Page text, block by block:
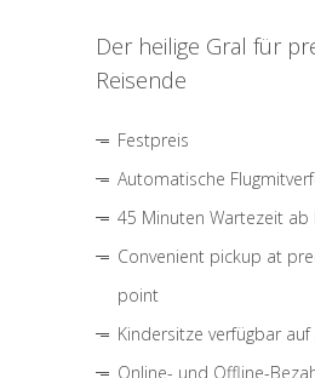
Der heilige Gral für
Reisende
Festpreis
Automatische
45 Minuten Wartezeit ab
Convenient pickup at
point
Kindersitze verfügbar auf
Online- und Offline-